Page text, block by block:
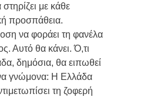
με κάθε
προσπάθεια.
να φοράει τη φανέλα
Αυτό θα κάνει. Ό,τι
δημόσια, θα ειπωθεί
γνώμονα: Η Ελλάδα
τη ζοφερή